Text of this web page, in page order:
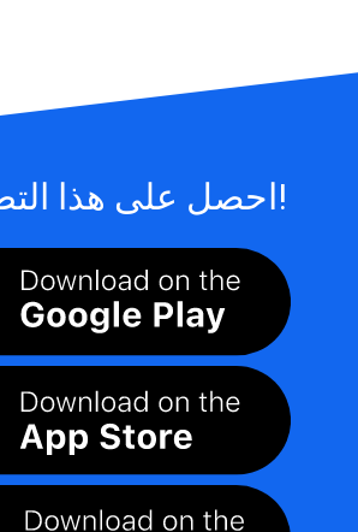
احصل على هذا التطبيق الآن!